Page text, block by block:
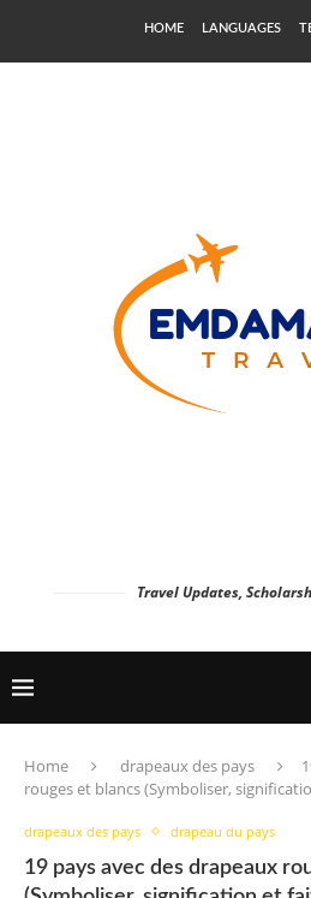
HOME LANGUAGES
Travel Updates,
Home drapeaux des pays
rouges et blancs (Symboliser,
drapeaux des pays drapeau du pays
19 pays avec des drapeaux